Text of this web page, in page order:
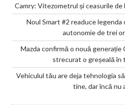
Camry: Vitezometrul și ceasurile
Noul Smart #2 readuce legenda
autonomie de trei
Mazda confirmă o nouă generație
strecurat o greșeală în
Vehiculul tău are deja tehnologia
tine, dar încă nu